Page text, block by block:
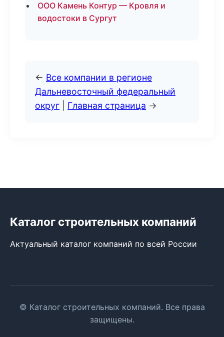
ООО Камень Контур — Кровля и
водостоки в Сургут
← Все компании в регионе
Дальневосточный федеральный
округ
Главная страница →
Каталог строительных компаний
Актуальный каталог компаний по всей России
© Каталог строительных компаний. Все права
защищены.